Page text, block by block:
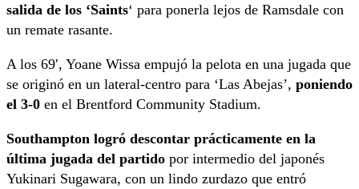
salida de los ‘Saints‘ para ponerla lejos de Ramsdale con
un remate rasante.
A los 69′, Yoane Wissa empujó la pelota en una jugada que
se originó en un lateral-centro para ‘Las Abejas’, poniendo
el 3-0 en el Brentford Community Stadium.
Southampton logró descontar prácticamente en la
última jugada del partido por intermedio del japonés
Yukinari Sugawara, con un lindo zurdazo que entró